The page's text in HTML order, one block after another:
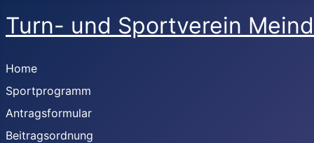
Turn- und Sportverein
Home
Sportprogramm
Antragsformular
Beitragsordnung